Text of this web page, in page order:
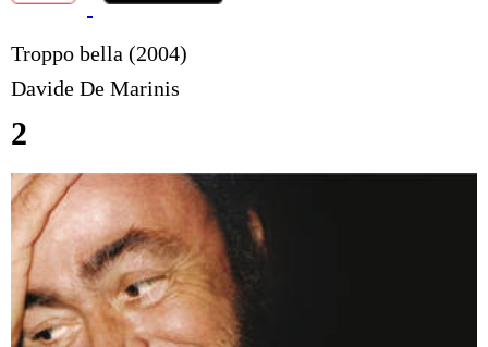
Troppo bella (2004)
Davide De Marinis
2